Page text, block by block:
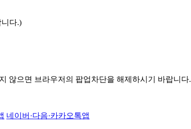
다.)
않으면 브라우저의 팝업차단을 해제하시기 바랍니다.
네이버·다음·카카오톡앱